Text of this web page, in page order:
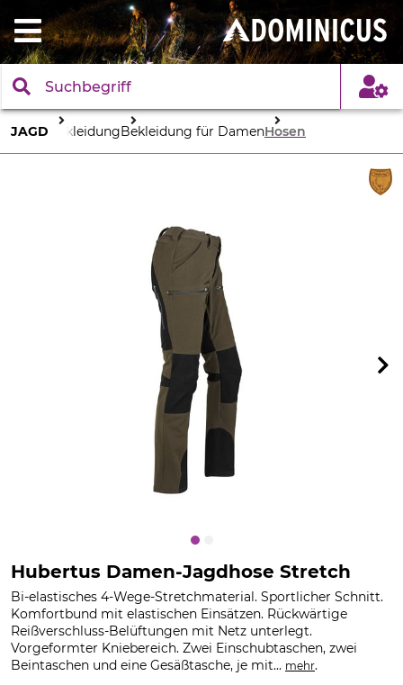
JAGD BekleidungBekleidung für DamenHosen
Hubertus Damen-Jagdhose Stretch
Bi-elastisches 4-Wege-Stretchmaterial. Sportlicher Schnitt.
Komfortbund mit elastischen Einsätzen. Rückwärtige
Reißverschluss-Belüftungen mit Netz unterlegt.
Vorgeformter Kniebereich. Zwei Einschubtaschen, zwei
Beintaschen und eine Gesäßtasche, je mit... mehr.